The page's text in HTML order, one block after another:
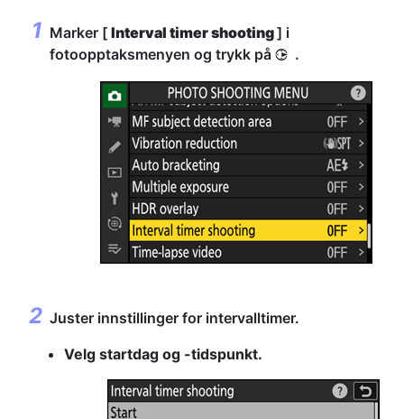
Marker [ Interval timer shooting] i
fotoopptaksmenyen og trykk på 2 .
Juster innstillinger for intervalltimer.
Velg startdag og -tidspunkt.